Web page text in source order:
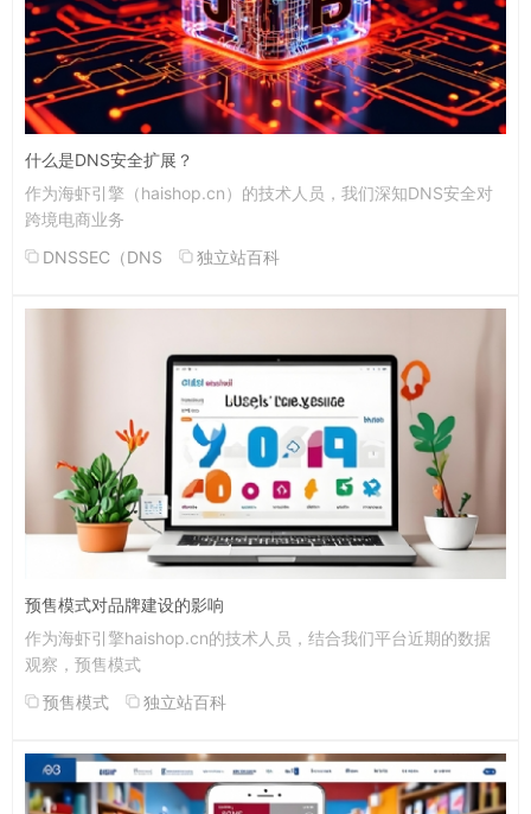
什么是DNS安全扩展？
作为海虾引擎（haishop.cn）的技术人员，我们深知DNS安全对
跨境电商业务
DNSSEC（DNS
独立站百科
预售模式对品牌建设的影响
作为海虾引擎haishop.cn的技术人员，结合我们平台近期的数据
观察，预售模式
预售模式
独立站百科